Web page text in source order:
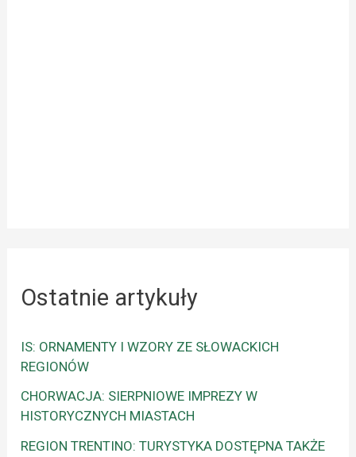
Ostatnie artykuły
IS: ORNAMENTY I WZORY ZE SŁOWACKICH
REGIONÓW
CHORWACJA: SIERPNIOWE IMPREZY W
HISTORYCZNYCH MIASTACH
REGION TRENTINO: TURYSTYKA DOSTĘPNA TAKŻE